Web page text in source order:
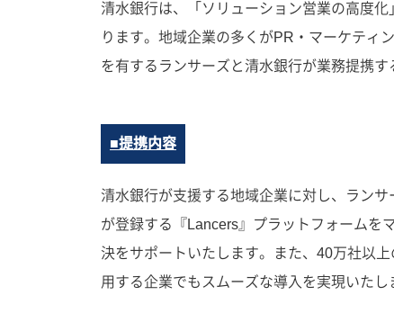
清水銀行は、「ソリューション営業の高度
ります。地域企業の多くがPR・マーケティ
を有するランサーズと清水銀行が業務提携
■提携内容
清水銀行が支援する地域企業に対し、ラン
が登録する『Lancers』プラットフォームを
決をサポートいたします。また、40万社以
用する企業でもスムーズな導入を実現いたし